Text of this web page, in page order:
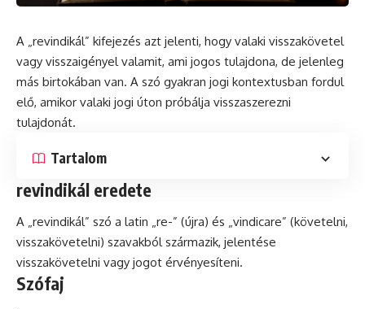
A „revindikál” kifejezés azt jelenti, hogy valaki visszakövetel
vagy visszaigényel valamit, ami jogos tulajdona, de jelenleg
más birtokában van. A szó gyakran jogi kontextusban fordul
elő, amikor valaki jogi úton próbálja visszaszerezni
tulajdonát.
Tartalom
revindikál eredete
A „revindikál” szó a latin „re-” (újra) és „vindicare” (követelni,
visszakövetelni) szavakból származik, jelentése
visszakövetelni vagy jogot érvényesíteni.
Szófaj